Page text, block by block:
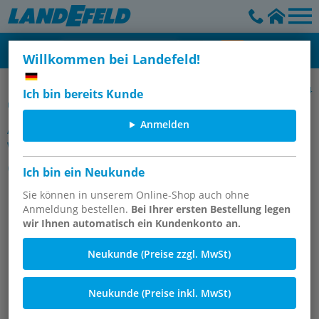
Willkommen bei Landefeld!
Ich bin bereits Kunde
Anmelden
Ich bin ein Neukunde
Sie können in unserem Online-Shop auch ohne
Anmeldung bestellen. Bei Ihrer ersten Bestellung legen
wir Ihnen automatisch ein Kundenkonto an.
Neukunde (Preise zzgl. MwSt)
Neukunde (Preise inkl. MwSt)
(Auslaufartikel) Steckanschlüsse aus Messing und Edelstahl (4-14
mm)
Artikelgruppe
Winkelanschlüsse mit konischem
Gewinde (positionierbar)